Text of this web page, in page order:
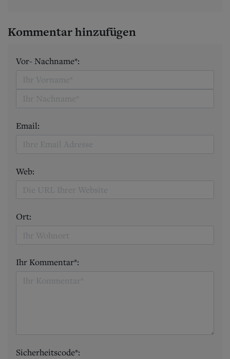
Kommentar hinzufügen
Vor- Nachname*:
Email:
Web:
Ort:
Ihr Kommentar*:
Sicherheitscode*: